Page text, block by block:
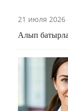
21 июля 2026
Алып